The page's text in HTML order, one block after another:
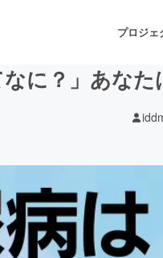
プロジェ
音楽
ゲーム・サー
なに？」あな